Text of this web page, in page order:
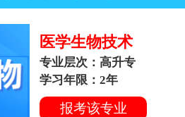
医学生物技术
专业层次：高升专
学习年限：2年
报考该专业